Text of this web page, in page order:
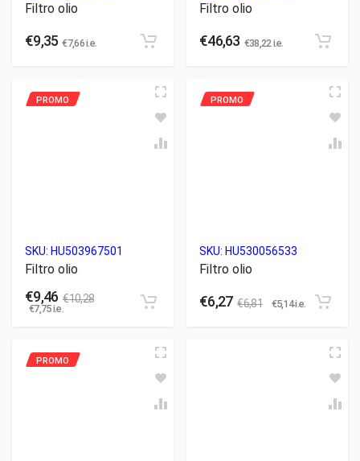
Filtro olio
€9,35 €7,66i.e.
Filtro olio
€46,63 €38,22i.e.
SKU: HU503967501
Filtro olio
€9,46 €10,28
€7,75i.e.
SKU: HU530056533
Filtro olio
€6,27 €6,81 €5,14i.e.